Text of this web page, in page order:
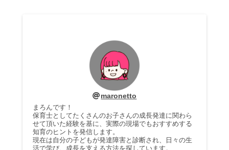
maronetto
まろんです！
保育士としてたくさんのお子さんの成長発達に関わら
せて頂いた経験を基に、実際の現場でもおすすめする
知育のヒントを発信します。
現在は自分の子どもが発達障害と診断され、日々の生
活で学び、成長を支える方法を探しています。